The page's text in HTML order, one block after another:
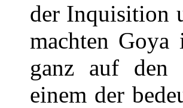
der Inquisition
machten Goya
ganz auf den
einem der